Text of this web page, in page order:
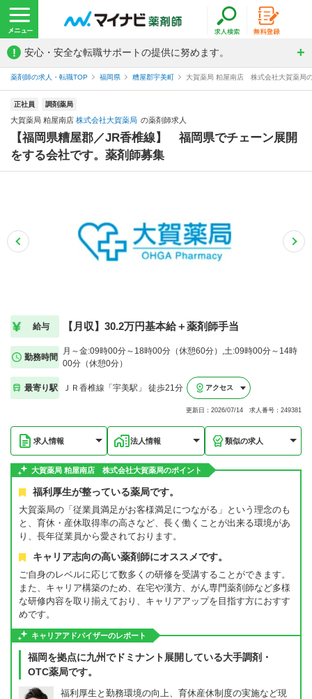
! 安心・安全な転職サポートの提供に努めます。
薬剤師の求人・転職TOP 福岡県 糟屋郡宇美町 大賀薬局 粕屋南店 株式会社大賀薬局
正社員 調剤薬局
大賀薬局 粕屋南店 株式会社大賀薬局 の薬剤師求人
【福岡県糟屋郡／JR香椎線】 福岡県でチェーン展開
をする会社です。薬剤師募集
給与 【月収】30.2万円基本給＋薬剤師手当
勤務時間
月～金:09時00分～18時00分（休憩60分）,土:09時00分～14時
00分（休憩0分）
最寄り駅 ＪＲ香椎線「宇美駅」 徒歩21分 アクセス
更新日：2026/07/14 求人番号：249381
求人情報 法人情報 類似の求人
大賀薬局 粕屋南店 株式会社大賀薬局のポイント
福利厚生が整っている薬局です。
大賀薬局の「従業員満足がお客様満足につながる」という理念のも
と、育休・産休取得率の高さなど、長く働くことが出来る環境があ
り、長年従業員から愛されております。
キャリア志向の高い薬剤師にオススメです。
ご自身のレベルに応じて数多くの研修を受講することができます。
また、キャリア構築のため、在宅や漢方、がん専門薬剤師など多様
な研修内容を取り揃えており、キャリアアップを目指す方におすす
めです。
キャリアアドバイザーのレポート
福岡を拠点に九州でドミナント展開している大手調剤・
OTC薬局です。
福利厚生と勤務環境の向上、育休産休制度の実施など現